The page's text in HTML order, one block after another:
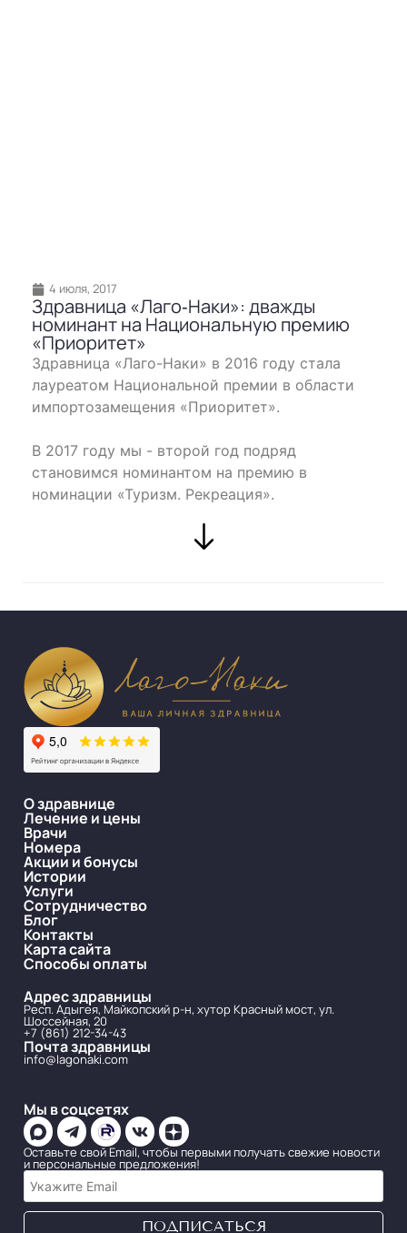
4 июля, 2017
Здравница «Лаго‐Наки»: дважды
номинант на Национальную премию
«Приоритет»
Здравница «Лаго-Наки» в 2016 году стала
лауреатом Национальной премии в области
импортозамещения «Приоритет».
В 2017 году мы - второй год подряд
становимся номинантом на премию в
номинации «Туризм. Рекреация».
О здравнице
Лечение и цены
Врачи
Номера
Акции и бонусы
Истории
Услуги
Сотрудничество
Блог
Контакты
Карта сайта
Способы оплаты
Адрес здравницы
Респ. Адыгея, Майкопский р-н, хутор Красный мост, ул.
Шоссейная, 20
+7 (861) 212-34-43
Почта здравницы
info@lagonaki.com
Мы в соцсетях
Оставьте свой Email, чтобы первыми получать свежие новости
и персональные предложения!